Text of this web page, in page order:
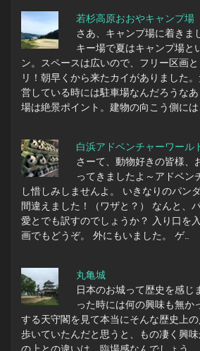
若杉高原おおやキャンプ場
さあ、キャンプ場に着きま
キー場で夏はキャンプ場と
ン。スペースは広いので、フリー区画
リ！朝早くから来たカイがありました
営している時には駐車場なんだろうな
場は絶景ポイント。建物の向こう側には
白浜アドベンチャーワール
さーて、動物好きの皆様、
ってきましたよ～アドベン
し惜しみしませんよ。 いきなりのパン
間違えました！（ワザと？） なんと、
愛とでも訳すのでしょうか？ 入り口を
画でもどうぞ。 外にもいました。 ゲ…
丸亀城
日本のお城って歴史を感じ
った時には何の興味も無か
する天守閣を見て本当にそんな歴史上
歩いていたんだと思うと、もの凄く興